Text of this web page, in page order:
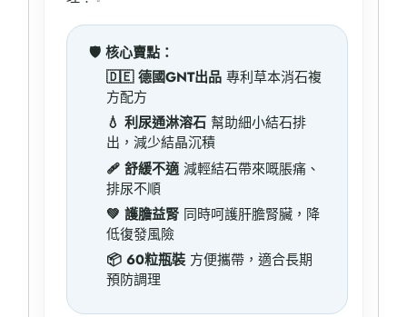
🛡️ 核心賣點：
🇩🇪 德國GNT出品 專利草本消石複
方配方
💧 利尿通淋溶石 幫助細小結石排
出，減少結晶沉積
🩹 舒緩不適減輕結石帶來嘅脹痛、
排尿不順
💚 護膽益腎 同時呵護肝膽腎臟，降
低復發風險
📦 60粒瓶裝方便攜帶，適合長期
預防調理